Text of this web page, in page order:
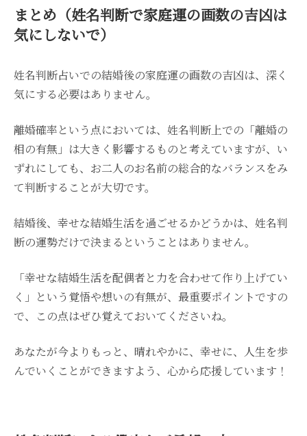
まとめ（姓名判断で家庭運の画数の吉凶は
気にしないで）
姓名判断占いでの結婚後の家庭運の画数の吉凶は、深く
気にする必要はありません。
離婚確率という点においては、姓名判断上での「離婚の
相の有無」は大きく影響するものと考えていますが、い
ずれにしても、お二人のお名前の総合的なバランスをみ
て判断することが大切です。
結婚後、幸せな結婚生活を過ごせるかどうかは、姓名判
断の運勢だけで決まるということはありません。
「幸せな結婚生活を配偶者と力を合わせて作り上げてい
く」という覚悟や想いの有無が、最重要ポイントですの
で、この点はぜひ覚えておいてくださいね。
あなたが今よりもっと、晴れやかに、幸せに、人生を歩
んでいくことができますよう、心から応援しています！